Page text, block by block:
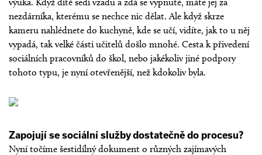
nezdárníka, kterému se nechce nic dělat. Ale když skrze
kameru nahlédnete do kuchyně, kde se učí, vidíte, jak to u něj
vypadá, tak velké části učitelů došlo mnohé. Cesta k přivedení
sociálních pracovníků do škol, nebo jakékoliv jiné podpory
tohoto typu, je nyní otevřenější, než kdokoliv byla.
Zapojují se sociální služby dostatečně do procesu?
Nyní točíme šestidílný dokument o různých zajímavých